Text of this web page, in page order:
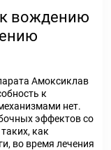
вождению
Амоксиклав
к
нет.
эффектов со
как
во время лечения